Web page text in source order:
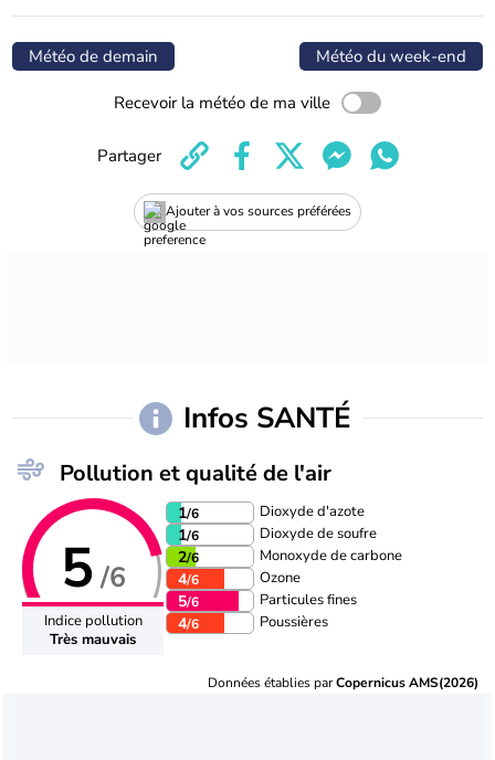
Météo de demain Météo du week-end
Recevoir la météo de ma ville
Ajouter à vos sources préférées
Partager
Infos SANTÉ
Pollution et qualité de l'air
5 /6
Indice pollution
Très mauvais
1/6 Dioxyde d'azote
1/6 Dioxyde de soufre
2/6 Monoxyde de carbone
4/6 Ozone
5/6 Particules fines
4/6 Poussières
Données établies parCopernicus AMS(2026)